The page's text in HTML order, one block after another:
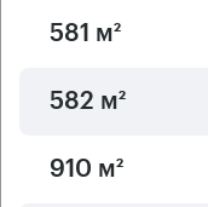
581 м²
582 м²
910 м²